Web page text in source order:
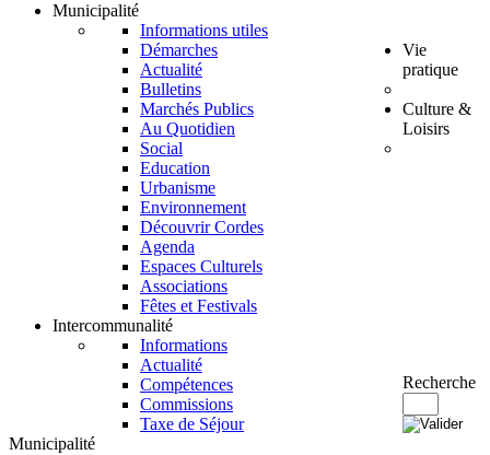
Municipalité
Informations utiles
Démarches
Actualité
Bulletins
Marchés Publics
Vie
pratique
Au Quotidien
Social
Education
Urbanisme
Environnement
Culture &
Loisirs
Découvrir Cordes
Agenda
Espaces Culturels
Associations
Fêtes et Festivals
Intercommunalité
Informations
Actualité
Compétences
Commissions
Taxe de Séjour
Recherche
Municipalité